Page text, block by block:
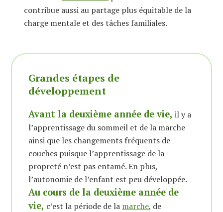
contribue aussi au partage plus équitable de la
charge mentale et des tâches familiales.
Grandes étapes de
développement
Avant la deuxième année de vie, il y a
l’apprentissage du sommeil et de la marche
ainsi que les changements fréquents de
couches puisque l’apprentissage de la
propreté n’est pas entamé. En plus,
l’autonomie de l’enfant est peu développée.
Au cours de la deuxième année de
vie, c’est la période de la marche, de